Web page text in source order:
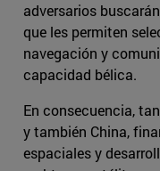
adversarios
que les permiten
navegación y
capacidad bélica.
En consecuencia,
y también China,
espaciales y